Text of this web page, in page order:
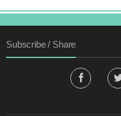
Subscribe / Share